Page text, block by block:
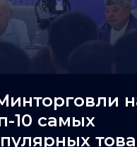
10 самых